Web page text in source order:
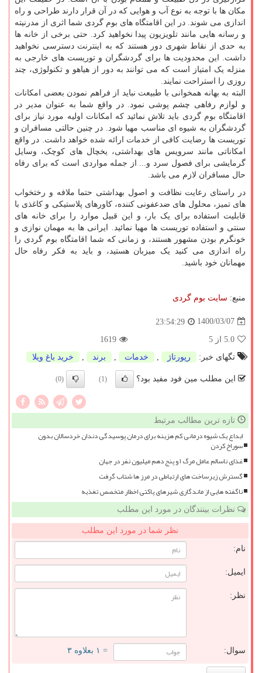
مکان ها با توجه به نوع آب و هوایی که در آن قرار دارند طراحی و راه
اندازی می شوند. در این اقامتگاه های بوم گردی شما اثری از مدرنیته
و رسانه هایی مانند تلویزیون پیدا نخواهید کرد. حتی برخی از خانه ها
به حدی از نقاط شهری دور هستند که به اینترنت دسترسی نخواهید
داشت. این محدودیت ها برای گردشگران و توریست های خارجی به
منزله یک امتیاز است که می توانند به دور از هیاهو و تکنولوژی، چند
روزی را استراحت نمایند.
البته به بهانه همخوانی با طبیعت نباید از فراهم نمودن بعضی امکانات
و لوازم رفاهی چشم پوشی نمود. در واقع شما به عنوان مدیر در
اقامتگاه بوم گردی باید تلاش نمائید که امکانات اولیه مورد نیاز برای
گردشگران به شیوه ای مناسب مهیا شود. در چنین حالتی مسافران و
توریست ها رضایت کافی از خدمات ارائه شده خواهد داشت. در واقع
امکاناتی مانند سرویس های بهداشتی، یخچال های کوچک، وسایل
گرمایشی برای فصول سرد و... از جمله مواردی است که برای رفاه
حال مسافران لازم می باشد.
در راستای رعایت نظافت و اصول بهداشتی حتما ملافه و رختخواب
های تمیز، محلول های ضدعفونی کننده، کاورهای پلاستیکی و کاغذی با
قابلیت استفاده برای یک بار، و این قبیل موارد را برای خانه های
سنتی و استفاده توریست ها مهیا نمائید. ایرانی ها به مهمان نوازی و
خونگرم بودن مشهور هستند، و زمانی که شما اقامتگاه بوم گردی را
راه اندازی می کنید یک میزبان هستید، و باید به فکر رفاه حال
مهمانان خود باشید.
منبع: سایت بوم گردی
1400/03/07
23:54:29
5.0 از 5
1619
تگهای خبر:
رپورتاژ , خدمات , برند , خرید باغ ویلا
این مطلب مین فود مفید بود؟ (1)
(0)
تازه ترین مطالب مرتبط
ابداع یک شیوه درمانی کم هزینه برای درمان پوسیدگی دندان خردسالان بدون
سوراخ کردن
غذای ناسالم عامل مرگ ۱ و پنج دهم میلیون نفر در جهان
گسترش زیرساخت های ارتباطی در مرز ها شتاب گرفت
ناگفته هایی از ماندگاری شیرهای پاکتی اخطار متخصص تغذیه
نظرات بینندگان در مورد این مطلب
نظر شما در مورد این مطلب
نام:
ایمیل:
نظر:
سوال: = ۱ بعلاوه ۳